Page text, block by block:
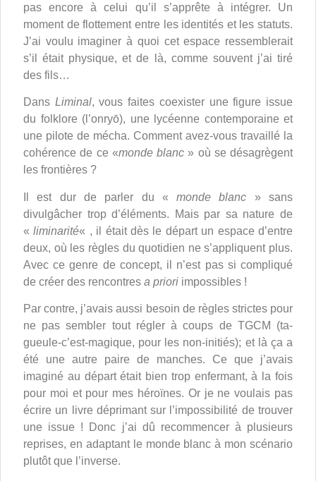
pas encore à celui qu’il s’apprête à intégrer. Un
moment de flottement entre les identités et les statuts.
J’ai voulu imaginer à quoi cet espace ressemblerait
s’il était physique, et de là, comme souvent j’ai tiré
des fils…
Dans Liminal, vous faites coexister une figure issue
du folklore (l’onryō), une lycéenne contemporaine et
une pilote de mécha. Comment avez-vous travaillé la
cohérence de ce «monde blanc » où se désagrègent
les frontières ?
Il est dur de parler du «monde blanc » sans
divulgâcher trop d’éléments. Mais par sa nature de
«liminarité« , il était dès le départ un espace d’entre
deux, où les règles du quotidien ne s’appliquent plus.
Avec ce genre de concept, il n’est pas si compliqué
de créer des rencontres a priori impossibles !
Par contre, j’avais aussi besoin de règles strictes pour
ne pas sembler tout régler à coups de TGCM (ta-
gueule-c’est-magique, pour les non-initiés); et là ça a
été une autre paire de manches. Ce que j’avais
imaginé au départ était bien trop enfermant, à la fois
pour moi et pour mes héroïnes. Or je ne voulais pas
écrire un livre déprimant sur l’impossibilité de trouver
une issue ! Donc j’ai dû recommencer à plusieurs
reprises, en adaptant le monde blanc à mon scénario
plutôt que l’inverse.